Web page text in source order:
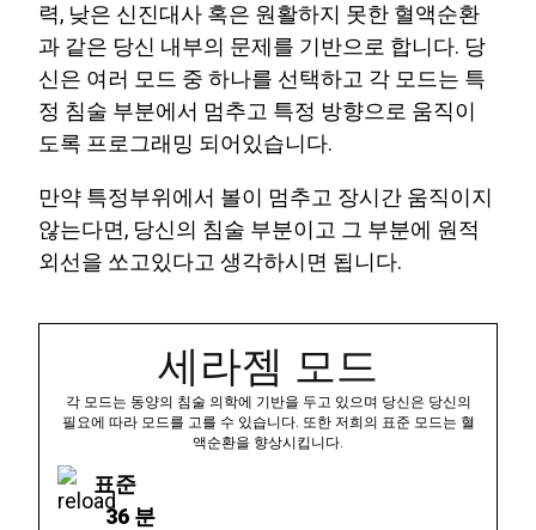
력, 낮은 신진대사 혹은 원활하지 못한 혈액순환
과 같은 당신 내부의 문제를 기반으로 합니다. 당
신은 여러 모드 중 하나를 선택하고 각 모드는 특
정 침술 부분에서 멈추고 특정 방향으로 움직이
도록 프로그래밍 되어있습니다.
만약 특정부위에서 볼이 멈추고 장시간 움직이지
않는다면, 당신의 침술 부분이고 그 부분에 원적
외선을 쏘고있다고 생각하시면 됩니다.
세라젬 모드
각 모드는 동양의 침술 의학에 기반을 두고 있으며 당신은 당신의
필요에 따라 모드를 고를 수 있습니다. 또한 저희의 표준 모드는 혈
액순환을 향상시킵니다.
표준
36 분